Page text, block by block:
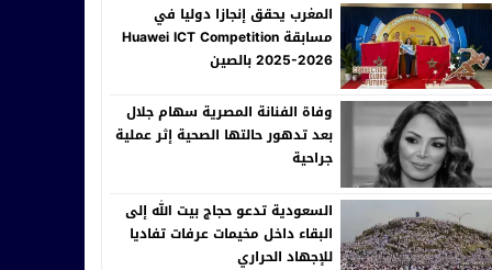
المغرب يحقق إنجازا دوليا في
مسابقة Huawei ICT Competition
2025-2026 بالصين
وفاة الفنانة المصرية سهام جلال
بعد تدهور حالتها الصحية إثر عملية
جراحية
السعودية تدعو حجاج بيت الله إلى
البقاء داخل مخيمات عرفات تفاديا
للإجهاد الحراري